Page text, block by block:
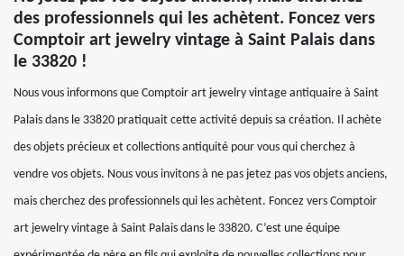
des professionnels qui les achètent. Foncez vers
Comptoir art jewelry vintage à Saint Palais dans
le 33820 !
Nous vous informons que Comptoir art jewelry vintage antiquaire à Saint
Palais dans le 33820 pratiquait cette activité depuis sa création. Il achète
des objets précieux et collections antiquité pour vous qui cherchez à
vendre vos objets. Nous vous invitons à ne pas jetez pas vos objets anciens,
mais cherchez des professionnels qui les achètent. Foncez vers Comptoir
art jewelry vintage à Saint Palais dans le 33820. C’est une équipe